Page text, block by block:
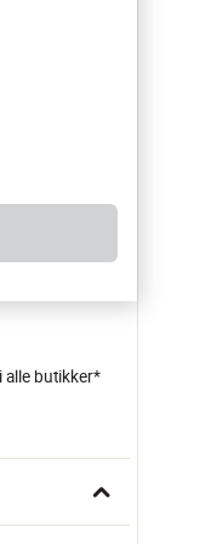
alle butikker*